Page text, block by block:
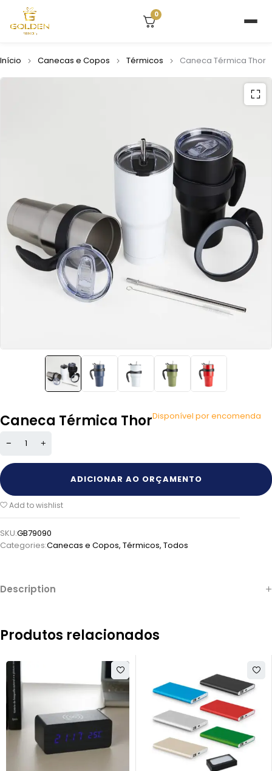
0
Início Canecas e Copos Térmicos Caneca Térmica Thor
Caneca Térmica ThorDisponível por encomenda
ADICIONAR AO ORÇAMENTO
Add to wishlist
SKU:GB79090
Categories:Canecas e Copos, Térmicos, Todos
Description
Produtos relacionados